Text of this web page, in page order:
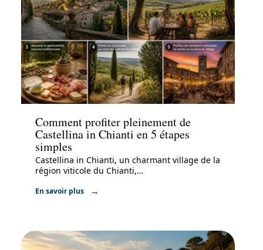
Voyage
Comment profiter pleinement de
Castellina in Chianti en 5 étapes
simples
Castellina in Chianti, un charmant village de la
région viticole du Chianti,…
En savoir plus